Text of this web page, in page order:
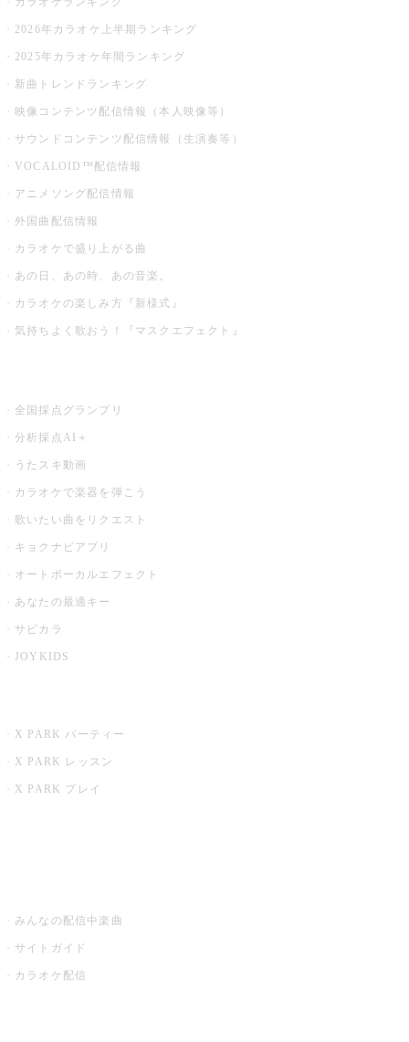
2026年カラオケ上半期ランキング
2025年カラオケ年間ランキング
新曲トレンドランキング
映像コンテンツ配信情報（本人映像等）
サウンドコンテンツ配信情報（生演奏等）
VOCALOID™配信情報
アニメソング配信情報
外国曲配信情報
カラオケで盛り上がる曲
あの日、あの時、あの音楽。
カラオケの楽しみ方『新様式』
気持ちよく歌おう！『マスクエフェクト』
全国採点グランプリ
分析採点AI＋
うたスキ動画
カラオケで楽器を弾こう
歌いたい曲をリクエスト
キョクナビアプリ
オートボーカルエフェクト
あなたの最適キー
サビカラ
JOYKIDS
X PARK パーティー
X PARK レッスン
X PARK プレイ
みんなの配信中楽曲
サイトガイド
カラオケ配信